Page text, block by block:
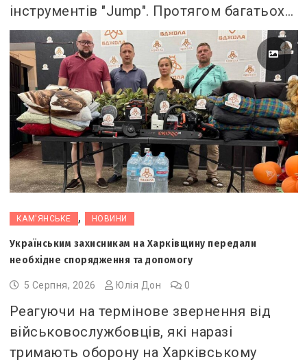
інструментів "Jump". Протягом багатьох…
КАМ'ЯНСЬКЕ , НОВИНИ
Українським захисникам на Харківщину передали
необхідне спорядження та допомогу
5 Серпня, 2026 Юлія Дон 0
Реагуючи на термінове звернення від
військовослужбовців, які наразі
тримають оборону на Харківському